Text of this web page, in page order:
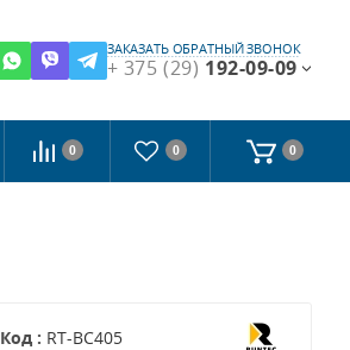
ЗАКАЗАТЬ ОБРАТНЫЙ ЗВОНОК
+ 375 (29) 192-09-09
0 0 0
Код : RT-BC405